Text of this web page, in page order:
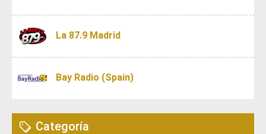
La 87.9 Madrid
Bay Radio (Spain)
Categoría